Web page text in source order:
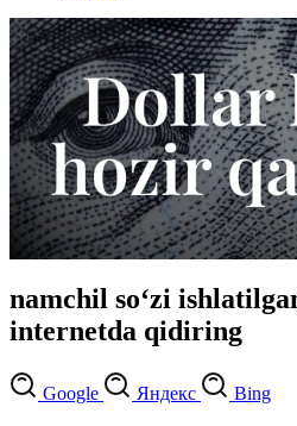
namchil so‘zi
internetda qidiring
Google Яндекс Bing